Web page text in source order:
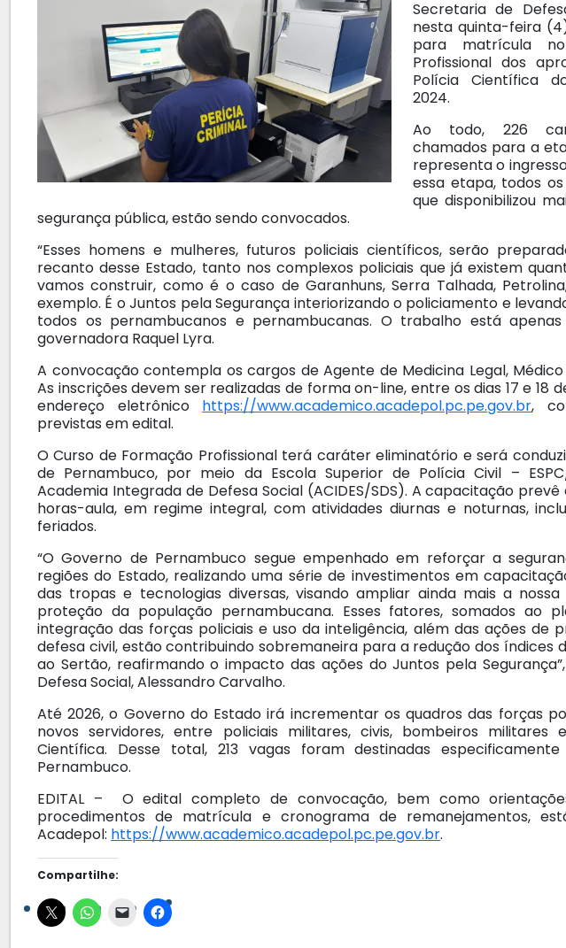
Secretaria de
nesta quinta-feira
para matrícula
Profissional dos
Polícia Científica
2024.
Ao todo, 226
chamados para a
representa o
essa etapa, todos
que disponibilizou
segurança pública, estão sendo convocados.
“Esses homens e mulheres, futuros policiais científicos, serão
recanto desse Estado, tanto nos complexos policiais que já existem
vamos construir, como é o caso de Garanhuns, Serra Talhada,
exemplo. É o Juntos pela Segurança interiorizando o policiamento e
todos os pernambucanos e pernambucanas. O trabalho está
governadora Raquel Lyra.
A convocação contempla os cargos de Agente de Medicina Legal,
As inscrições devem ser realizadas de forma on-line, entre os dias 17 e 18
endereço eletrônico https://www.academico.acadepol.pc.pe.gov.br,
previstas em edital.
O Curso de Formação Profissional terá caráter eliminatório e será
de Pernambuco, por meio da Escola Superior de Polícia Civil – ESPC/
Academia Integrada de Defesa Social (ACIDES/SDS). A capacitação
horas-aula, em regime integral, com atividades diurnas e noturnas,
feriados.
“O Governo de Pernambuco segue empenhado em reforçar a
regiões do Estado, realizando uma série de investimentos em
das tropas e tecnologias diversas, visando ampliar ainda mais a
proteção da população pernambucana. Esses fatores, somados ao
integração das forças policiais e uso da inteligência, além das ações de
defesa civil, estão contribuindo sobremaneira para a redução dos índices
ao Sertão, reafirmando o impacto das ações do Juntos pela
Defesa Social, Alessandro Carvalho.
Até 2026, o Governo do Estado irá incrementar os quadros das forças
novos servidores, entre policiais militares, civis, bombeiros militares
Científica. Desse total, 213 vagas foram destinadas
Pernambuco.
EDITAL – O edital completo de convocação, bem como
procedimentos de matrícula e cronograma de remanejamentos,
Acadepol: https://www.academico.acadepol.pc.pe.gov.br.
Compartilhe: